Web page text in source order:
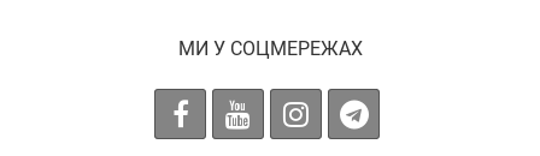
МИ У СОЦМЕРЕЖАХ